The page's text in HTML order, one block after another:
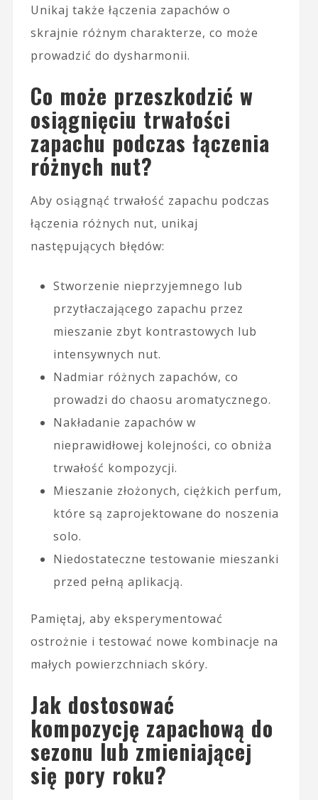
Unikaj także łączenia zapachów o
skrajnie różnym charakterze, co może
prowadzić do dysharmonii.
Co może przeszkodzić w
osiągnięciu trwałości
zapachu podczas łączenia
różnych nut?
Aby osiągnąć trwałość zapachu podczas
łączenia różnych nut, unikaj
następujących błędów:
Stworzenie nieprzyjemnego lub
przytłaczającego zapachu przez
mieszanie zbyt kontrastowych lub
intensywnych nut.
Nadmiar różnych zapachów, co
prowadzi do chaosu aromatycznego.
Nakładanie zapachów w
nieprawidłowej kolejności, co obniża
trwałość kompozycji.
Mieszanie złożonych, ciężkich perfum,
które są zaprojektowane do noszenia
solo.
Niedostateczne testowanie mieszanki
przed pełną aplikacją.
Pamiętaj, aby eksperymentować
ostrożnie i testować nowe kombinacje na
małych powierzchniach skóry.
Jak dostosować
kompozycję zapachową do
sezonu lub zmieniającej
się pory roku?